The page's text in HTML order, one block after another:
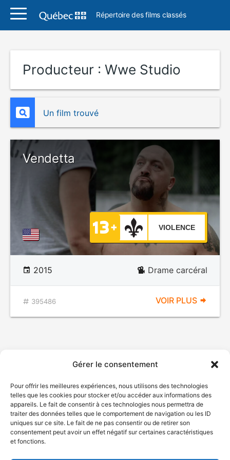
Gérer le consentement
Pour offrir les meilleures expériences, nous utilisons des technologies
telles que les cookies pour stocker et/ou accéder aux informations des
appareils. Le fait de consentir à ces technologies nous permettra de
traiter des données telles que le comportement de navigation ou les ID
uniques sur ce site. Le fait de ne pas consentir ou de retirer son
consentement peut avoir un effet négatif sur certaines caractéristiques
et fonctions.
Répertoire des films classés
Producteur : Wwe Studio
Un film trouvé
Vendetta
VIOLENCE
2015 Drame carcéral
395486 VOIR PLUS